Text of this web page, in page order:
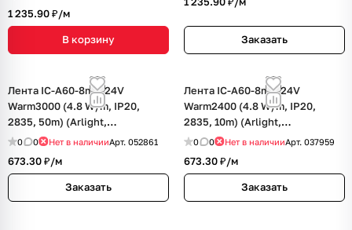
1 235.90 ₽/м
В корзину Заказать
Лента IC-A60-8mm 24V
Warm3000 (4.8 W/m, IP20,
2835, 50m) (Arlight,
стабилизированная)
0 0 Нет в наличииАрт. 052861
673.30 ₽/м
Заказать
Лента IC-A60-8mm 24V
Warm2400 (4.8 W/m, IP20,
2835, 10m) (Arlight,
стабилизированная)
0 0 Нет в наличииАрт. 037959
673.30 ₽/м
Заказать